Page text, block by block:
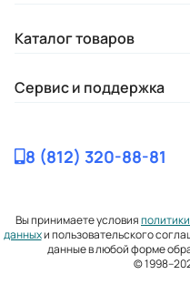
Каталог товаров
Сервис и поддержка
8 (812) 320-88-81
Вы принимаете условия
данныхи пользовательского
данные в любой форме
©